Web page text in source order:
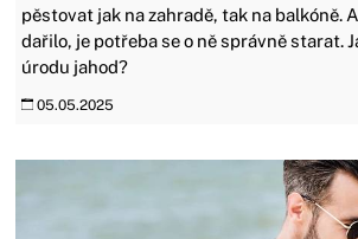
pěstovat jak na zahradě, tak na balkóně.
dařilo, je potřeba se o ně správně starat.
úrodu jahod?
05.05.2025